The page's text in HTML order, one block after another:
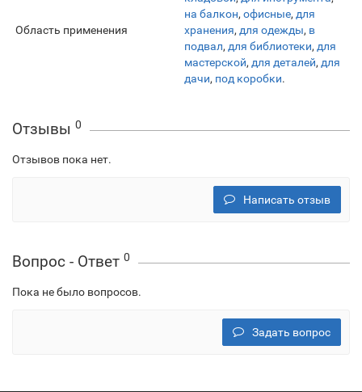
Область применения
на балкон, офисные, для
хранения, для одежды, в
подвал, для библиотеки, для
мастерской, для деталей, для
дачи, под коробки.
Отзывы 0
Отзывов пока нет.
Написать отзыв
Вопрос - Ответ 0
Пока не было вопросов.
Задать вопрос